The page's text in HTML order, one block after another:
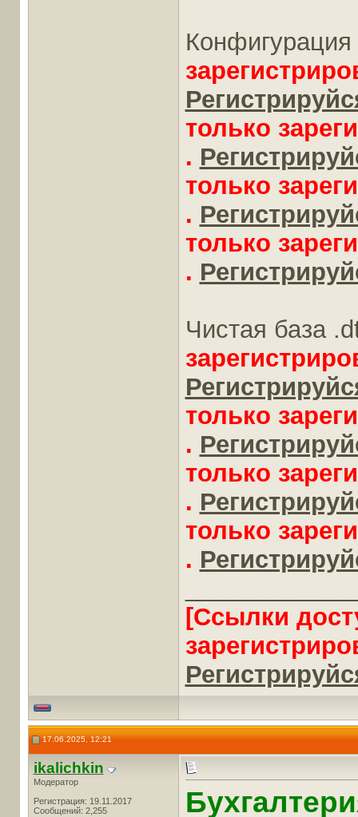
только
.
только
.
только
.
Чистая база
только
.
только
.
только
.
[Ссылки
17.06.2025, 12:21
ikalichkin
Модератор
Регистрация: 19.11.2017
Сообщений: 2,255